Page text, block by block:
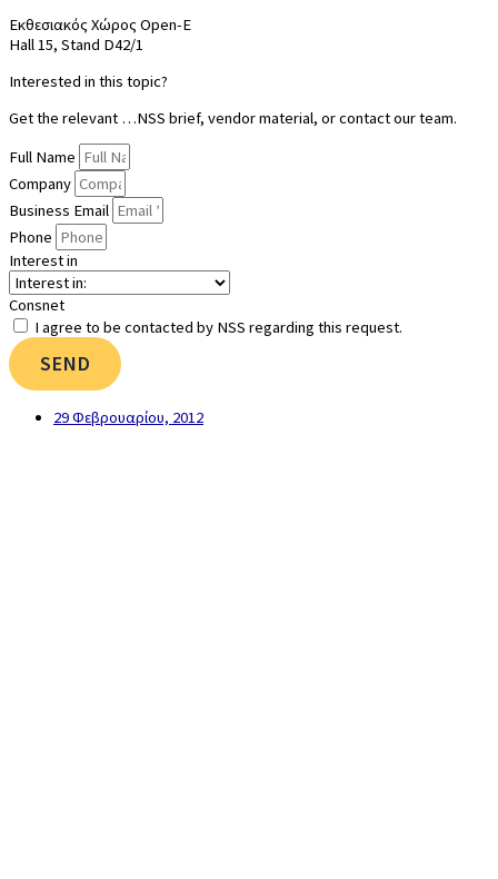
Εκθεσιακός Χώρος Open-E
Hall 15, Stand D42/1
Interested in this topic?
Get the relevant …NSS brief, vendor material, or contact our team.
Full Name
Company
Business Email
Phone
Interest in
Consnet
I agree to be contacted by NSS regarding this request.
SEND
29 Φεβρουαρίου, 2012